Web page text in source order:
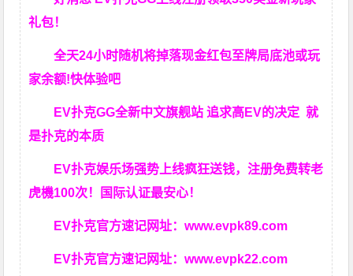
礼包！
全天24小时随机将掉落现金红包至牌局底池或玩
家余额!快体验吧
EV扑克GG全新中文旗舰站 追求高EV的决定就
是扑克的本质
EV扑克娱乐场强势上线疯狂送钱，注册免费转老
虎機100次！国际认证最安心！
EV扑克官方速记网址：www.evpk89.com
EV扑克官方速记网址：www.evpk22.com